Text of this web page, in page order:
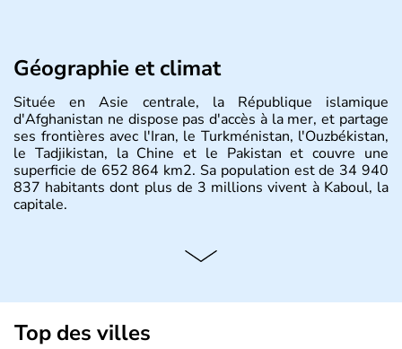
Géographie et climat
Située en Asie centrale, la République islamique
d'Afghanistan ne dispose pas d'accès à la mer, et partage
ses frontières avec l'Iran, le Turkménistan, l'Ouzbékistan,
le Tadjikistan, la Chine et le Pakistan et couvre une
superficie de 652 864 km2. Sa population est de 34 940
837 habitants dont plus de 3 millions vivent à Kaboul, la
capitale.
Top des villes